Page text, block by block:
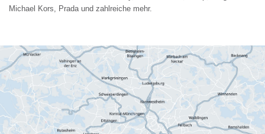
Michael Kors, Prada und zahlreiche mehr.